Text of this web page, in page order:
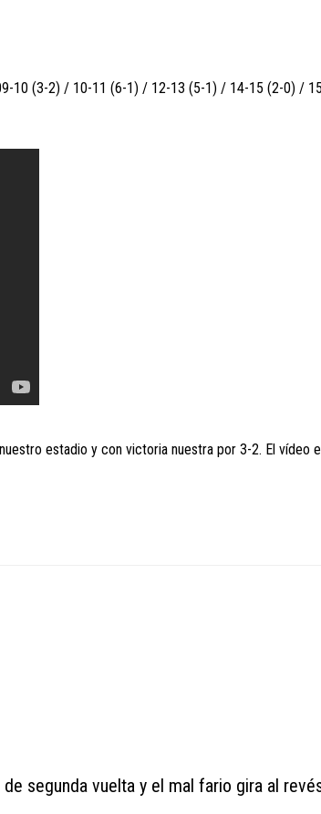
10 (3-2) / 10-11 (6-1) / 12-13 (5-1) / 14-15 (2-0) /
estadio y con victoria nuestra por 3-2. El vídeo
segunda vuelta y el mal fario gira al